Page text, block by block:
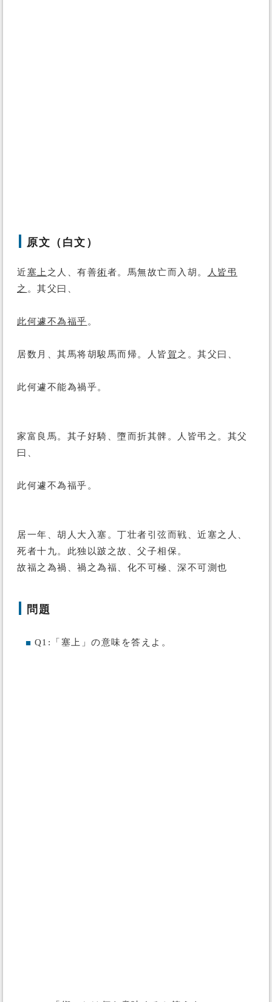
原文（白文）
近塞上 之人、有善術者。馬無故亡而入胡。
人皆弔
之 。其父曰、
此何遽不為福乎 。
居数月、其馬将胡駿馬而帰。人皆 賀之。其父曰、
此何遽不能為禍乎。
家富良馬。其子好騎、墮而折其髀。人皆弔之。其父
曰、
此何遽不為福乎。
居一年、胡人大入塞。丁壮者引弦而戦、近塞之人、
死者十九。此独以跛之故、父子相保。
故福之為禍、禍之為福、化不可極、深不可測也
問題
■ Q1:「塞上」の意味を答えよ。